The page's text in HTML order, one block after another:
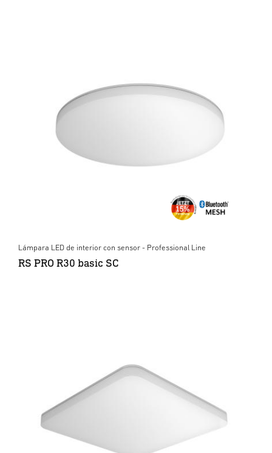
Lámpara LED de interior con sensor - Professional Line
RS PRO R30 basic SC